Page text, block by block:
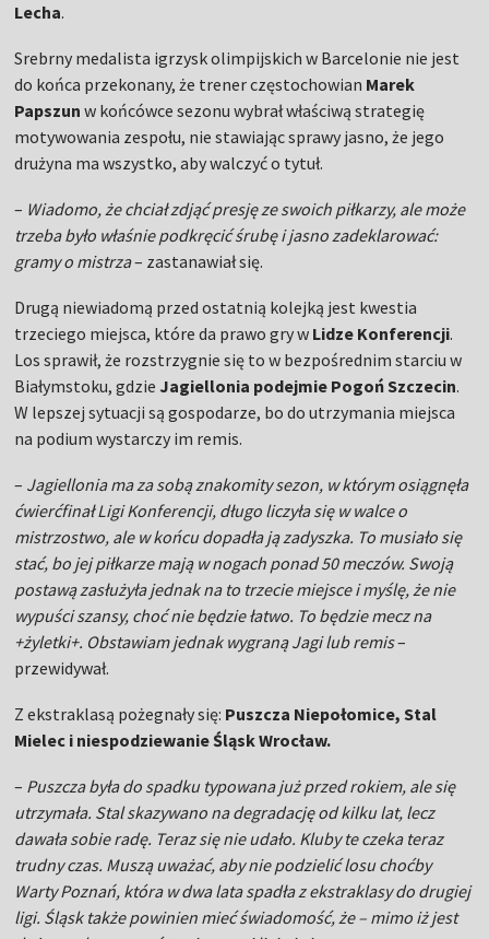
Lecha.
Srebrny medalista igrzysk olimpijskich w Barcelonie nie jest
do końca przekonany, że trener częstochowian Marek
Papszun w końcówce sezonu wybrał właściwą strategię
motywowania zespołu, nie stawiając sprawy jasno, że jego
drużyna ma wszystko, aby walczyć o tytuł.
– Wiadomo, że chciał zdjąć presję ze swoich piłkarzy, ale może
trzeba było właśnie podkręcić śrubę i jasno zadeklarować:
gramy o mistrza– zastanawiał się.
Drugą niewiadomą przed ostatnią kolejką jest kwestia
trzeciego miejsca, które da prawo gry w Lidze Konferencji.
Los sprawił, że rozstrzygnie się to w bezpośrednim starciu w
Białymstoku, gdzie Jagiellonia podejmie Pogoń Szczecin.
W lepszej sytuacji są gospodarze, bo do utrzymania miejsca
na podium wystarczy im remis.
– Jagiellonia ma za sobą znakomity sezon, w którym osiągnęła
ćwierćfinał Ligi Konferencji, długo liczyła się w walce o
mistrzostwo, ale w końcu dopadła ją zadyszka. To musiało się
stać, bo jej piłkarze mają w nogach ponad 50 meczów. Swoją
postawą zasłużyła jednak na to trzecie miejsce i myślę, że nie
wypuści szansy, choć nie będzie łatwo. To będzie mecz na
+żyletki+. Obstawiam jednak wygraną Jagi lub remis–
przewidywał.
Z ekstraklasą pożegnały się: Puszcza Niepołomice, Stal
Mielec i niespodziewanie Śląsk Wrocław.
– Puszcza była do spadku typowana już przed rokiem, ale się
utrzymała. Stal skazywano na degradację od kilku lat, lecz
dawała sobie radę. Teraz się nie udało. Kluby te czeka teraz
trudny czas. Muszą uważać, aby nie podzielić losu choćby
Warty Poznań, która w dwa lata spadła z ekstraklasy do drugiej
ligi. Śląsk także powinien mieć świadomość, że – mimo iż jest